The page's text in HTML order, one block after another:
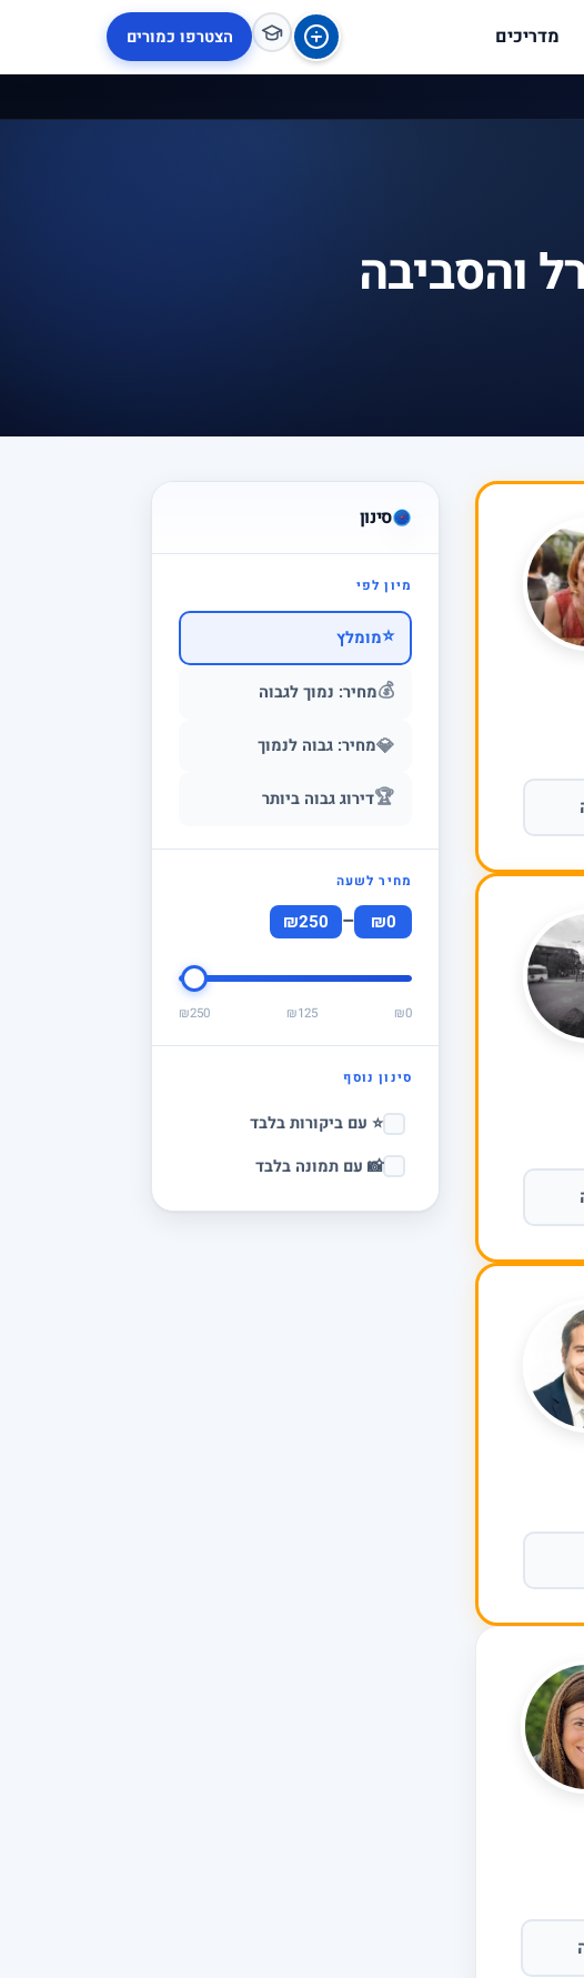
מדריכים הצטרפו כמורים
והסביבה
סינון
מיון לפי
⭐מומלץ
💰מחיר: נמוך לגבוה
💎מחיר: גבוה לנמוך
🏆דירוג גבוה ביותר
מחיר לשעה
₪0
–
₪250
₪0
₪125
₪250
סינון נוסף
⭐ עם ביקורות בלבד
📸 עם תמונה בלבד